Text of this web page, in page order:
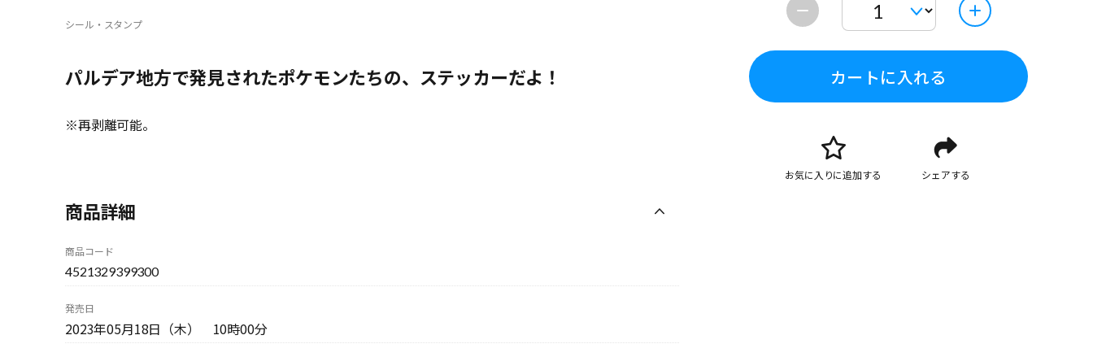
シール・スタンプ
カートに入れる
お気に入りに追加する シェアする
パルデア地方で発見されたポケモンたちの、ステッカーだよ！
※再剥離可能。
商品詳細
商品コード
4521329399300
発売日
2023年05月18日（木） 10時00分